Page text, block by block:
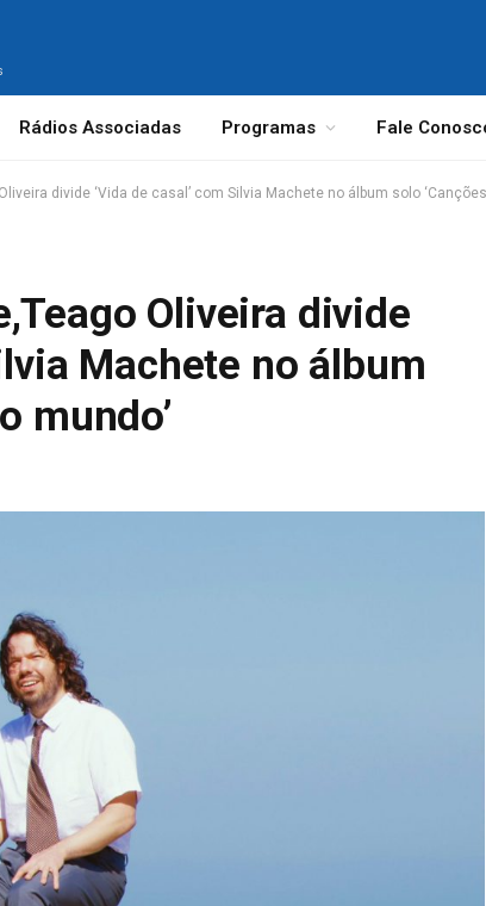
Rádios Associadas Programas Fale
divide ‘Vida de casal’ com Silvia Machete no álbum solo
Oliveira divide
Machete no álbum
mundo’